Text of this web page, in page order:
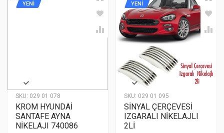
SKU: 029 01 078
YENİ
KROM HYUNDAİ
SANTAFE AYNA
NİKELAJI 740086
SKU: 029 01 095
YENİ
SİNYAL ÇERÇEVESİ
IZGARALI NİKELAJLI
2Lİ